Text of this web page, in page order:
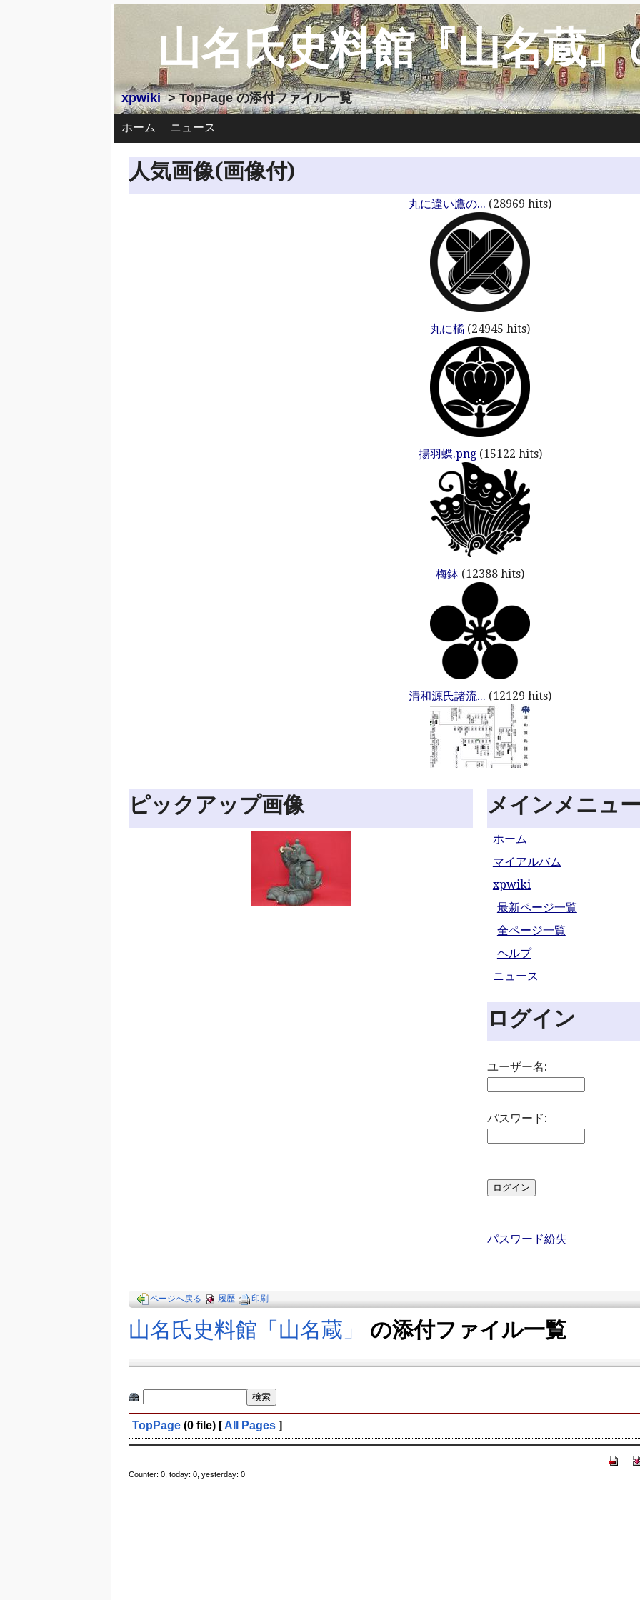
山名氏史料館『山名蔵
xpwiki> TopPage の添付ファイル一覧
ホーム ニュース
人気画像(画像付)
丸に違い鷹の... (28969 hits)
丸に橘 (24945 hits)
揚羽蝶.png(15122 hits)
梅鉢 (12388 hits)
清和源氏諸流... (12129 hits)
ピックアップ画像 メインメニュ
ホーム
マイアルバム
xpwiki
最新ページ一覧
全ページ一覧
ヘルプ
ニュース
ログイン
ユーザー名:
パスワード:
パスワード紛失
ページへ戻る 履歴 印刷
山名氏史料館「山名蔵」 の添付ファイル一覧
TopPage (0 file) [All Pages ]
Counter: 0, today: 0, yesterday: 0